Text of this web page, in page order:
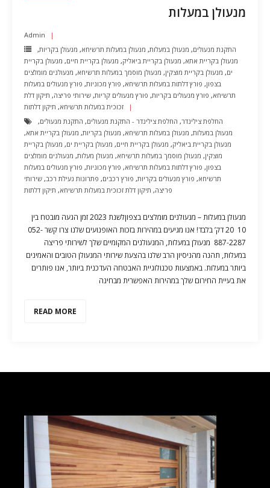
מנעולן במעלות
Admin
התקנת מנעולים, מנעולן במעלות, מנעולן במעלות תרשיחא, מנעולן בקריות,
מנעולן בקריית אתא, מנעולן בקריית ביאליק, מנעולן בקריית חיים, מנעולן בקריית
ים, מנעולן בקריית מוצקין, מנעולן מוסמך במעלות תרשיחא, מנעולנים מומלצים
בצפון, פורץ דלתות במעלות תרשיחא, פורץ מכוניות, פורץ מנעולים במעלות
תרשיחא, פורץ מנעולים בקריות, פורץ מנעולים קריות, שירותי פריצה, תיקון דלת
זכוכית במעלות תרשיחא, תיקון דלתות
החלפת צילינדר, החלפת צילינדר - התקנת מנעולים, התקנת מנעולים,
מנעולן במעלות, מנעולן במעלות תרשיחא, מנעולן בקריות, מנעולן בקריית אתא,
מנעולן בקריית ביאליק, מנעולן בקריית חיים, מנעולן בקריית ים, מנעולן בקריית
מוצקין, מנעולן מוסמך במעלות תרשיחא, מנעולן מעלות, מנעולנים מומלצים
בצפון, פורץ דלתות במעלות תרשיחא, פורץ מכוניות, פורץ מנעולים במעלות
תרשיחא, פורץ מנעולים בקריות, פורץ רכבים, פתרונות נעילת רכב, שירותי
פריצה, תיקון דלת זכוכית במעלות תרשיחא, תיקון דלתות
מנעולן במעלות – מנעולנים מומלצים בצפוןלשנת 2023 זמן הגעה מובטח בין
10 20 דק’ בלבד! אנו מגיעים במהירות בזכות האופנועים שלנו צרו קשר 052-
887-2287 מנעולן במעלות, המנעולנים המקומיים שלך לשירותי פריצה
במעלות, תהנה מהניסיון הרב שלנו בהצעת שירותי המנעולן הטובים והאמינים
ביותר במעלות. באמצעות טכנולוגיית האבטחה העדכנית ביותר, אנו פותרים
את בעיית החירום שלך במהירות האפשרית מבחינה
READ MORE